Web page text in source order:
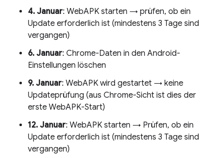
4. Januar: WebAPK starten → prüfen, ob ein
Update erforderlich ist (mindestens 3 Tage sind
vergangen)
6. Januar: Chrome-Daten in den Android-
Einstellungen löschen
9. Januar: WebAPK wird gestartet → keine
Updateprüfung (aus Chrome-Sicht ist dies der
erste WebAPK-Start)
12. Januar: WebAPK starten → Prüfen, ob ein
Update erforderlich ist (mindestens 3 Tage sind
vergangen)